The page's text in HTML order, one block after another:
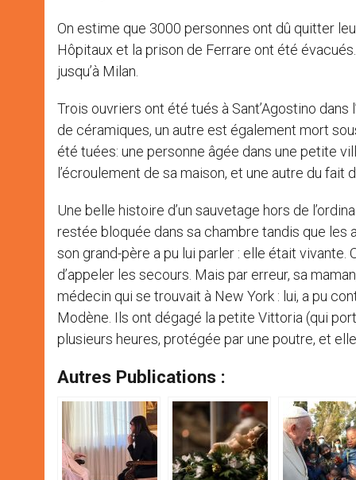
On estime que 3000 personnes ont dû quitter
Hôpitaux et la prison de Ferrare ont été
jusqu’à Milan.
Trois ouvriers ont été tués à Sant’Agostino
de céramiques, un autre est également mort
été tuées: une personne âgée dans une petite
l’écroulement de sa maison, et une autre du fait
Une belle histoire d’un sauvetage hors de
restée bloquée dans sa chambre tandis que les
son grand-père a pu lui parler : elle était
d’appeler les secours. Mais par erreur, sa
médecin qui se trouvait à New York : lui, a pu
Modène. Ils ont dégagé la petite Vittoria (qui
plusieurs heures, protégée par une poutre, et
Autres Publications :